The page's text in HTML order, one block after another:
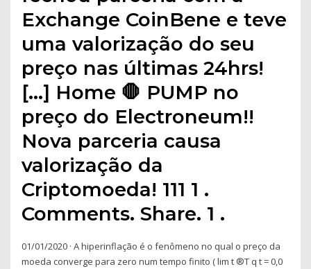
Exchange CoinBene e teve
uma valorização do seu
preço nas últimas 24hrs!
[…] Home 🛑 PUMP no
preço do Electroneum!!
Nova parceria causa
valorização da
Criptomoeda! 111 1 .
Comments. Share. 1 .
01/01/2020 · A hiperinflação é o fenômeno no qual o preço da
moeda converge para zero num tempo finito ( lim t ®T q t = 0,0